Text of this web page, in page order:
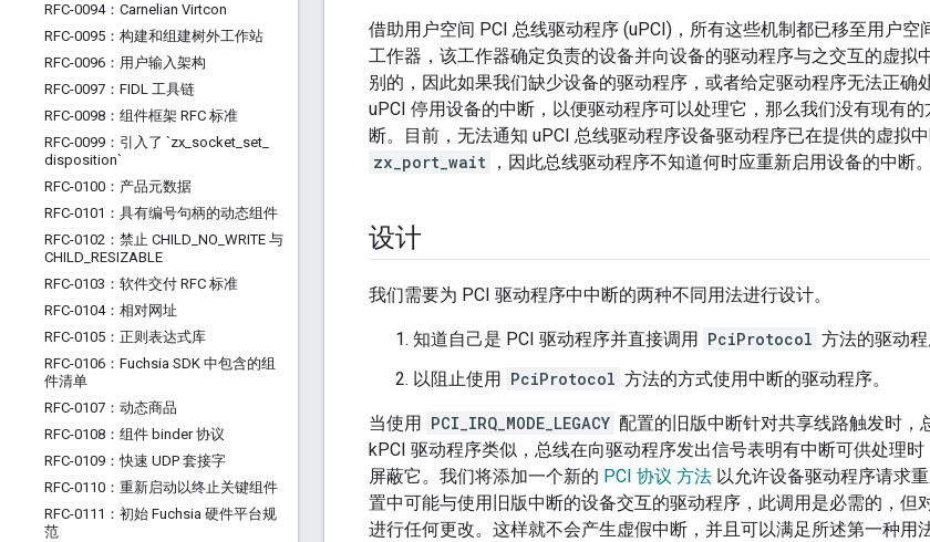
RFC-0094：Carnelian Virtcon
RFC-0095：构建和组建树外工作站
RFC-0096：用户输入架构
RFC-0097：FIDL 工具链
RFC-0098：组件框架 RFC 标准
RFC-0099：引入了 `zx socket set
disposition`
RFC-0100：产品元数据
RFC-0101：具有编号句柄的动态组件
RFC-0102：禁止 CHILD NO WRITE 与
CHILD RESIZABLE
RFC-0103：软件交付 RFC 标准
RFC-0104：相对网址
RFC-0105：正则表达式库
RFC-0106：Fuchsia SDK 中包含的组
件清单
RFC-0107：动态商品
RFC-0108：组件 binder 协议
RFC-0109：快速 UDP 套接字
RFC-0110：重新启动以终止关键组件
RFC-0111：初始 Fuchsia 硬件平台规
范
借助用户空间 PCI 总线驱动程序 (uPCI)，所有这些机制都已移至用户空
工作器，该工作器确定负责的设备并向设备的驱动程序与之交互的虚拟
别的，因此如果我们缺少设备的驱动程序，或者给定驱动程序无法正确
uPCI 停用设备的中断，以便驱动程序可以处理它，那么我们没有现有
断。目前，无法通知 uPCI 总线驱动程序设备驱动程序已在提供的虚拟
zx_port_wait ，因此总线驱动程序不知道何时应重新启用设备的中断。
设计
我们需要为 PCI 驱动程序中中断的两种不同用法进行设计。
知道自己是 PCI 驱动程序并直接调用 PciProtocol 方法的驱动程
以阻止使用 PciProtocol 方法的方式使用中断的驱动程序。
当使用 PCI_IRQ_MODE_LEGACY 配置的旧版中断针对共享线路触发时
kPCI 驱动程序类似，总线在向驱动程序发出信号表明有中断可供处理
屏蔽它。我们将添加一个新的 PCI 协议 方法 以允许设备驱动程序请求
置中可能与使用旧版中断的设备交互的驱动程序，此调用是必需的，但
进行任何更改。这样就不会产生虚假中断，并且可以满足所述第一种用